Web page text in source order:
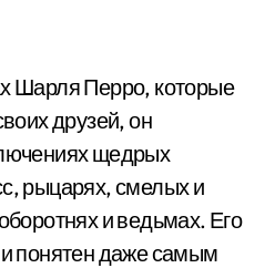
Шарля Перро, которые
друзей, он
щедрых
рыцарях, смелых и
и ведьмах. Его
понятен даже самым